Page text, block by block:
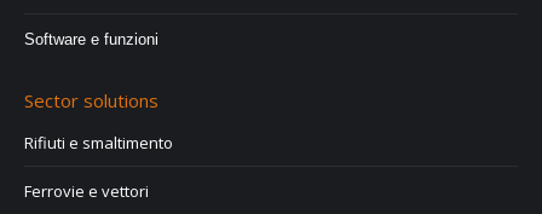
Software e funzioni
Sector solutions
Rifiuti e smaltimento
Ferrovie e vettori